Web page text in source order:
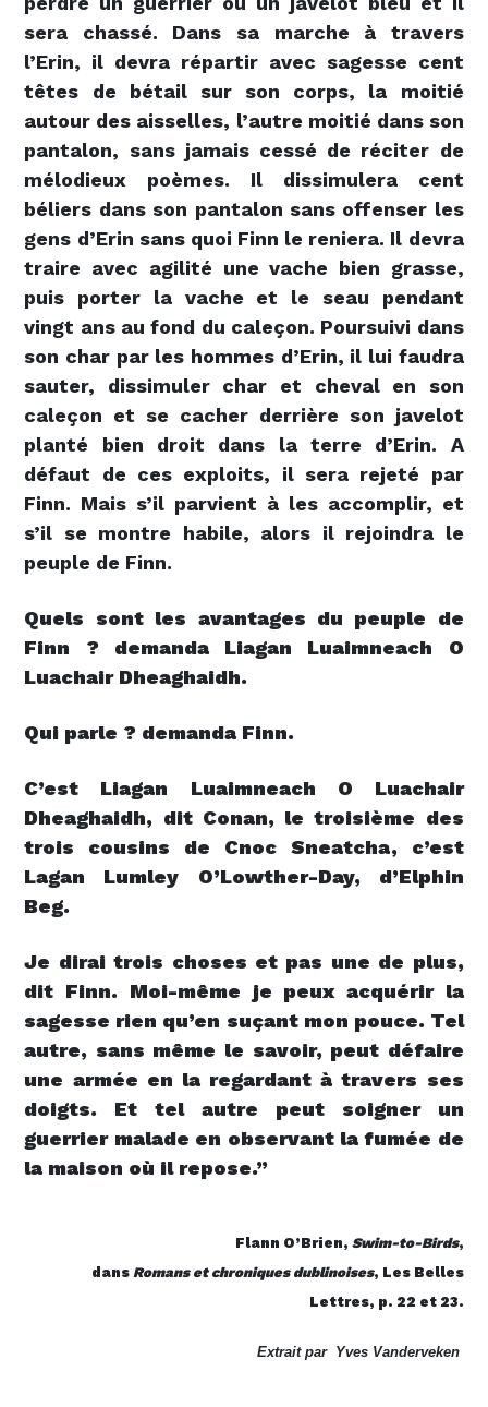
sera chassé. Dans sa marche à travers
l’Erin, il devra répartir avec sagesse cent
têtes de bétail sur son corps, la moitié
autour des aisselles, l’autre moitié dans son
pantalon, sans jamais cessé de réciter de
mélodieux poèmes. Il dissimulera cent
béliers dans son pantalon sans offenser les
gens d’Erin sans quoi Finn le reniera. Il devra
traire avec agilité une vache bien grasse,
puis porter la vache et le seau pendant
vingt ans au fond du caleçon. Poursuivi dans
son char par les hommes d’Erin, il lui faudra
sauter, dissimuler char et cheval en son
caleçon et se cacher derrière son javelot
planté bien droit dans la terre d’Erin. A
défaut de ces exploits, il sera rejeté par
Finn. Mais s’il parvient à les accomplir, et
s’il se montre habile, alors il rejoindra le
peuple de Finn.
Quels sont les avantages du peuple de
Finn ? demanda Liagan Luaimneach O
Luachair Dheaghaidh.
Qui parle ? demanda Finn.
C’est Liagan Luaimneach O Luachair
Dheaghaidh, dit Conan, le troisième des
trois cousins de Cnoc Sneatcha, c’est
Lagan Lumley O’Lowther-Day, d’Elphin
Beg.
Je dirai trois choses et pas une de plus,
dit Finn. Moi-même je peux acquérir la
sagesse rien qu’en suçant mon pouce. Tel
autre, sans même le savoir, peut défaire
une armée en la regardant à travers ses
doigts. Et tel autre peut soigner un
guerrier malade en observant la fumée de
la maison où il repose.”
Flann O’Brien, Swim-to-Birds,
dans Romans et chroniques dublinoises, Les Belles
Lettres, p. 22 et 23.
Extrait par Yves Vanderveken